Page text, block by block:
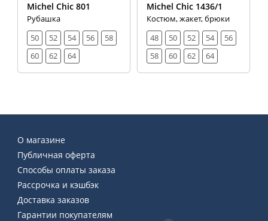
Michel Chic 801
Рубашка
50
52 54 56
58
60
62 64
Michel Chic 1436/1
Костюм, жакет, брюки
48
50 52 54
56
58
60 62 64
О магазине
Публичная оферта
Способы оплаты заказа
Рассрочка и кэшбэк
Доставка заказов
Гарантии покупателям